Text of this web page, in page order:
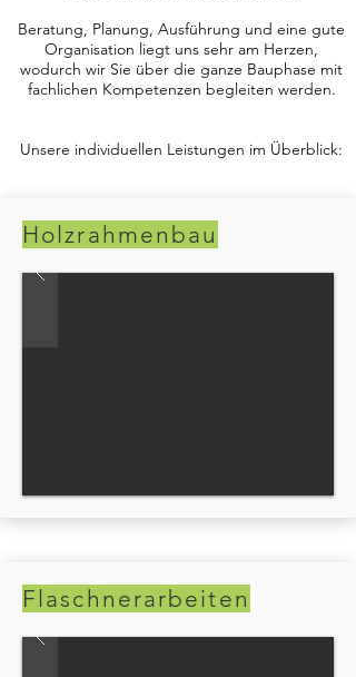
Beratung, Planung, Ausführung und eine gute
Organisation liegt uns sehr am Herzen,
wodurch wir Sie über die ganze Bauphase mit
fachlichen Kompetenzen begleiten werden.
Unsere individuellen Leistungen im Überblick:
Holzrahmenbau
Flaschnerarbeiten